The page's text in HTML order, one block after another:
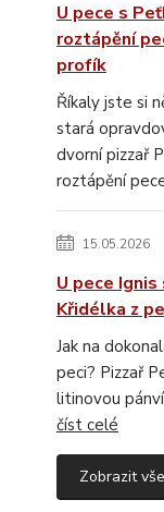
U pece s
roztápění
profík
Říkaly jste si
stará
dvorní pizzař
roztápění
15.05.2026
U pece
Křidélka z
Jak na
peci? Pizzař
litinovou
číst celé
Zobrazit